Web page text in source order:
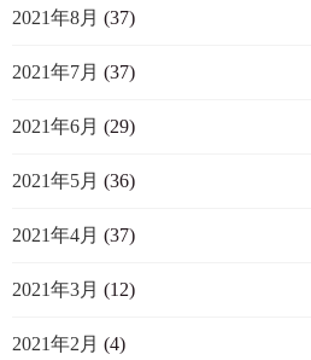
2021年8月 (37)
2021年7月 (37)
2021年6月 (29)
2021年5月 (36)
2021年4月 (37)
2021年3月 (12)
2021年2月 (4)